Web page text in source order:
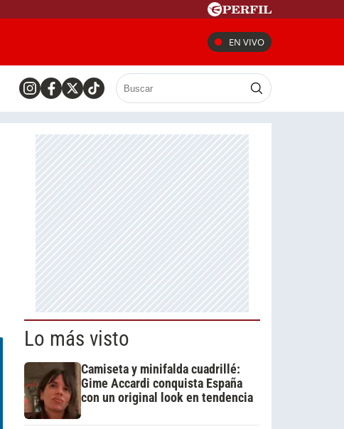
EN VIVO
Lo más visto
Camiseta y minifalda cuadrillé:
Gime Accardi conquista España
con un original look en tendencia